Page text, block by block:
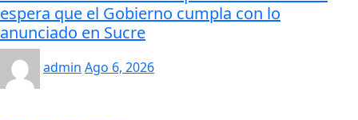
espera que el Gobierno cumpla con lo
anunciado en Sucre
admin Ago 6, 2026